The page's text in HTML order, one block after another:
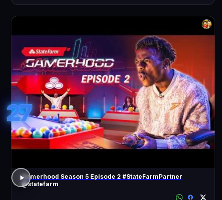
27
Gamerhood Season 5 Episode 2 #StateFarmPartner
@statefarm